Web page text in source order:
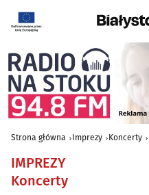
Strona główna Imprezy Koncerty
IMPREZY
Koncerty